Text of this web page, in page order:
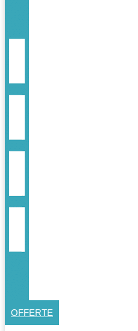
OFFERTE